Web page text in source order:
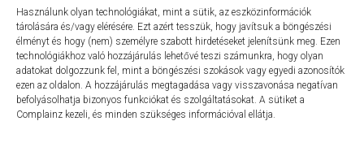
Használunk olyan technológiákat, mint a sütik, az eszközinformációk
tárolására és/vagy elérésére. Ezt azért tesszük, hogy javítsuk a böngészési
élményt és hogy (nem) személyre szabott hirdetéseket jelenítsünk meg. Ezen
technológiákhoz való hozzájárulás lehetővé teszi számunkra, hogy olyan
adatokat dolgozzunk fel, mint a böngészési szokások vagy egyedi azonosítók
ezen az oldalon. A hozzájárulás megtagadása vagy visszavonása negatívan
befolyásolhatja bizonyos funkciókat és szolgáltatásokat. A sütiket a
Complainz kezeli, és minden szükséges információval ellátja.
szolgáltatás a Balaton környékén
MIT KÍNÁLHAT SZÁMUNKRA EGY INGATLANIRODA VEVŐI
ÉS ELADÓI NÉZŐPONTBÓL?
MILYEN KÖLTSÉGEKKEL KELL SZÁMOLNUNK
INGATLANVÁSÁRLÁS SORÁN?